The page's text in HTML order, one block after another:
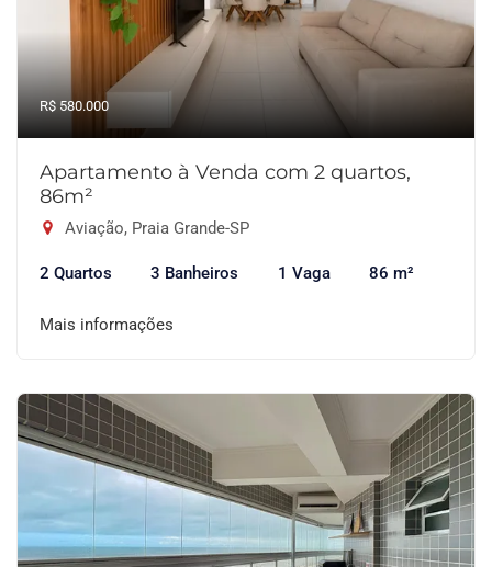
R$ 580.000
Apartamento à Venda com 2 quartos,
86m²
Aviação, Praia Grande-SP
2 Quartos 3 Banheiros 1 Vaga 86 m²
Mais informações